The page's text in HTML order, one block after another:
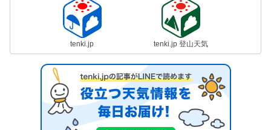
tenki.jp tenki.jp 登山天気